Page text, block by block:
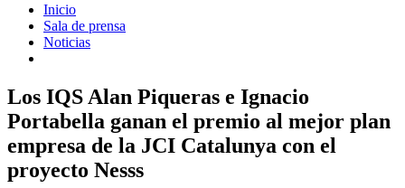
Inicio
Sala de prensa
Noticias
Los IQS Alan Piqueras e Ignacio
Portabella ganan el premio al mejor plan
empresa de la JCI Catalunya con el
proyecto Nesss